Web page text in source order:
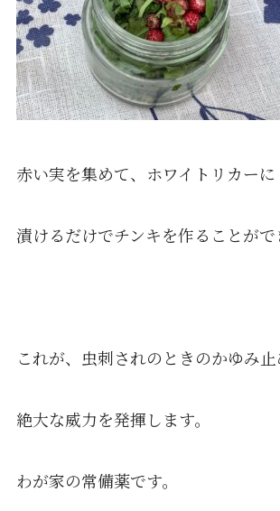
赤い実を集めて、ホワイトリカーに
漬けるだけでチンキを作ることがで
これが、虫刺されのときのかゆみ
絶大な威力を発揮します。
わが家の常備薬です。